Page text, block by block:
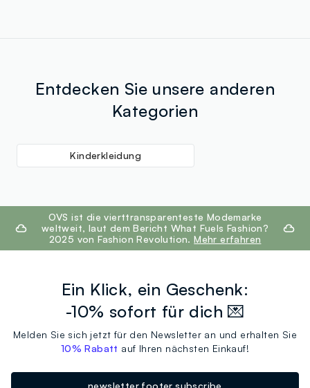
Entdecken Sie unsere anderen
Kategorien
Kinderkleidung
footer.ariatitleOVS ist die vierttransparenteste Modemarke
weltweit, laut dem Bericht What Fuels Fashion?
2025 von Fashion Revolution.Mehr erfahren
Ein Klick, ein Geschenk:
-10% sofort für dich 💌
Melden Sie sich jetzt für den Newsletter an und erhalten Sie
10% Rabatt auf Ihren nächsten Einkauf!
newsletter.footer.subscribe